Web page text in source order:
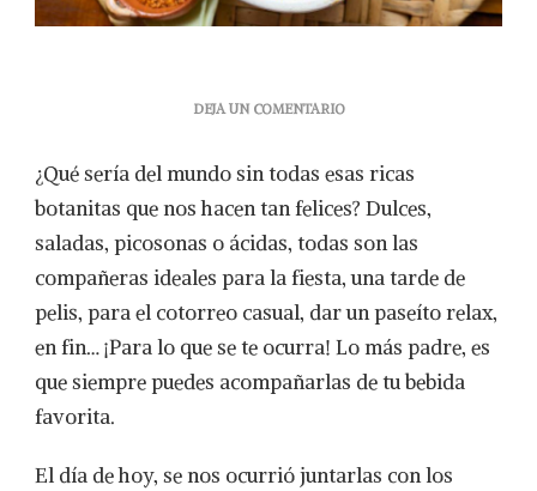
DEJA UN COMENTARIOEN
BOTANA
FAVORITA
DESCUBRE
QUÉ
ACOMPAÑARLA
¿Qué sería del mundo sin todas esas ricas
botanitas que nos hacen tan felices? Dulces,
saladas, picosonas o ácidas, todas son las
compañeras ideales para la fiesta, una tarde de
pelis, para el cotorreo casual, dar un paseíto relax,
en fin… ¡Para lo que se te ocurra! Lo más padre, es
que siempre puedes acompañarlas de tu bebida
favorita.
El día de hoy, se nos ocurrió juntarlas con los